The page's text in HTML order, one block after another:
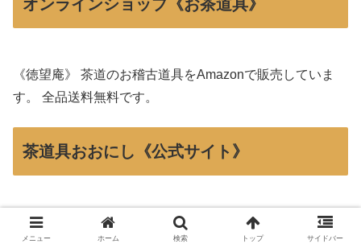
オンラインショップ《お茶道具》
《徳望庵》 茶道のお稽古道具をAmazonで販売していま
す。 全品送料無料です。
茶道具おおにし《公式サイト》
お茶道具・古美術品の販売・買取・鑑定をしています。お
稽古道具からお家元の書付道具まで取り扱っています。茶
メニュー ホーム 検索 トップ サイドバー